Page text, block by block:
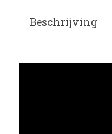
Beschrijving